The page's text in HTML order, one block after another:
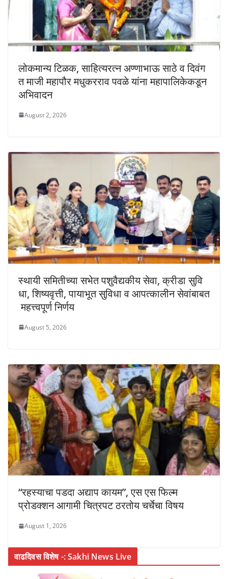
लोकमान्य टिळक, साहित्यरत्न अण्णाभाऊ साठे व दिवंग
त माजी महापौर मधुकरराव पवळे यांना महापालिकेकडून
अभिवादन
August 2, 2026
स्थायी समितीच्या सभेत पशुवैद्यकीय सेवा, क्रीडा सुवि
धा, शिष्यवृत्ती, पायाभूत सुविधा व आपत्कालीन सेवांबाबत
महत्त्वपूर्ण निर्णय
August 5, 2026
“रहस्याचा पडदा अद्याप कायम”, एस एस फिल्म
प्रोडक्शन आगामी चित्रपट ठरतोय चर्चेचा विषय
August 1, 2026
वाढदिवस विशेष -: Sakhi News Live